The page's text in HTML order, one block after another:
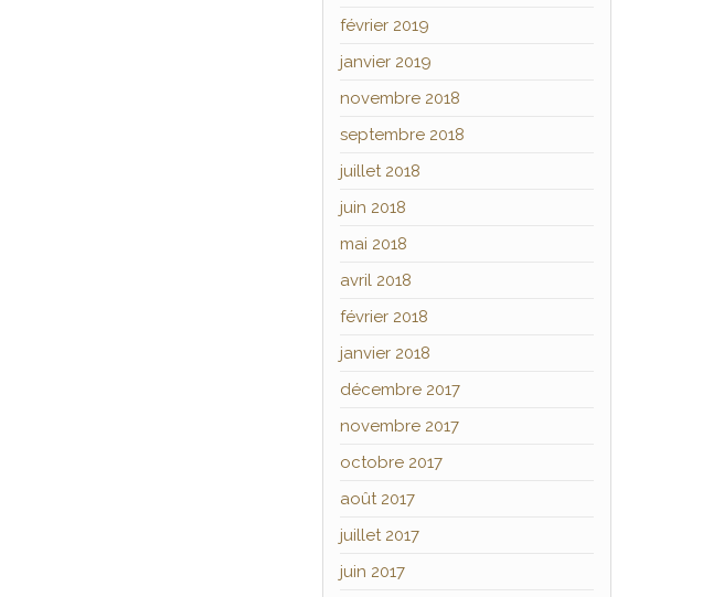
février 2019
janvier 2019
novembre 2018
septembre 2018
juillet 2018
juin 2018
mai 2018
avril 2018
février 2018
janvier 2018
décembre 2017
novembre 2017
octobre 2017
août 2017
juillet 2017
juin 2017